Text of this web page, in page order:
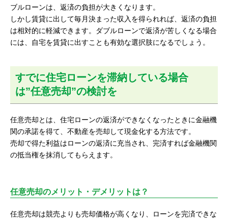
ブルローンは、返済の負担が大きくなります。
しかし賃貸に出して毎月決まった収入を得られれば、返済の負担
は相対的に軽減できます。ダブルローンで返済が苦しくなる場合
には、自宅を賃貸に出すことも有効な選択肢になるでしょう。
すでに住宅ローンを滞納している場合
は”任意売却”の検討を
任意売却とは、住宅ローンの返済ができなくなったときに金融機
関の承諾を得て、不動産を売却して現金化する方法です。
売却で得た利益はローンの返済に充当され、完済すれば金融機関
の抵当権を抹消してもらえます。
任意売却のメリット・デメリットは？
任意売却は競売よりも売却価格が高くなり、ローンを完済できな